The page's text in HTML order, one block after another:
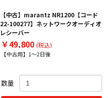
【中古】marantz NR1200【コード
22-100277】ネットワークオーディオ
レシーバー
￥49,800 (税込)
【中古用】1～2日後
数量